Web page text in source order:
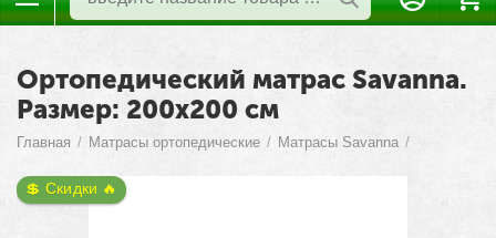
Ортопедический матрас Savanna.
Размер: 200х200 см
Главная / Матрасы ортопедические / Матрасы Savanna /
💲 Скидки 🔥